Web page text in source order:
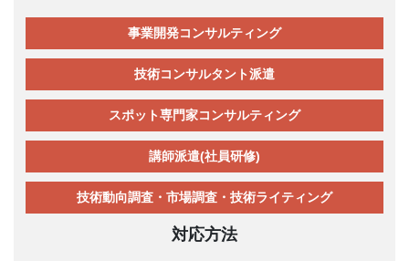
事業開発コンサルティング
技術コンサルタント派遣
スポット専門家コンサルティング
講師派遣(社員研修)
技術動向調査・市場調査・技術ライティング
対応方法